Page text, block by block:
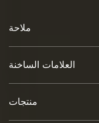
ملاحة
العلامات الساخنة
منتجات